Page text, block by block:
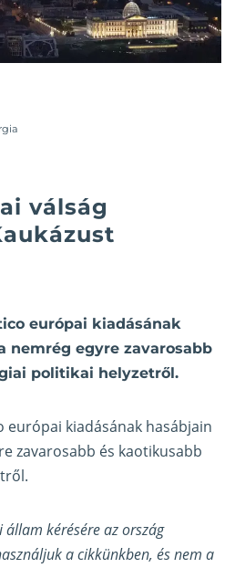
válság
európai kiadásának
nemrég egyre zavarosabb
politikai helyzetről.
európai kiadásának hasábjain
zavarosabb és kaotikusabb
állam kérésére az ország
a cikkünkben, és nem a